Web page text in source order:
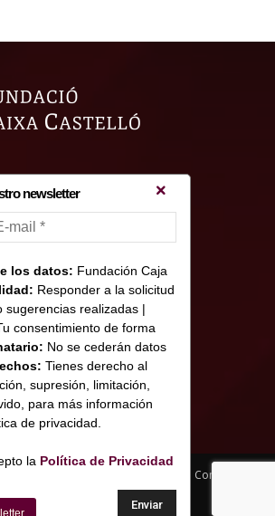
• Casa Abadía
Castelló de la Plana
Fax 964 231 550
Contacte
2017 Fundació Caixa Castelló
newsletter
los datos: Fundación Caja
Responder a la solicitud
sugerencias realizadas |
consentimiento de forma
No se cederán datos
Tienes derecho al
supresión, limitación,
para más información
de privacidad.
la Política de Privacidad